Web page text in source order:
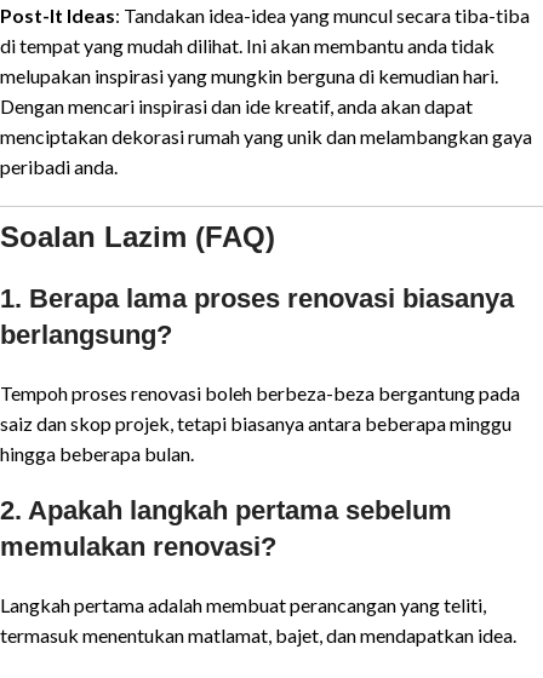
Post-It Ideas: Tandakan idea-idea yang muncul secara tiba-tiba
di tempat yang mudah dilihat. Ini akan membantu anda tidak
melupakan inspirasi yang mungkin berguna di kemudian hari.
Dengan mencari inspirasi dan ide kreatif, anda akan dapat
menciptakan dekorasi rumah yang unik dan melambangkan gaya
peribadi anda.
Soalan Lazim (FAQ)
1. Berapa lama proses renovasi biasanya
berlangsung?
Tempoh proses renovasi boleh berbeza-beza bergantung pada
saiz dan skop projek, tetapi biasanya antara beberapa minggu
hingga beberapa bulan.
2. Apakah langkah pertama sebelum
memulakan renovasi?
Langkah pertama adalah membuat perancangan yang teliti,
termasuk menentukan matlamat, bajet, dan mendapatkan idea.